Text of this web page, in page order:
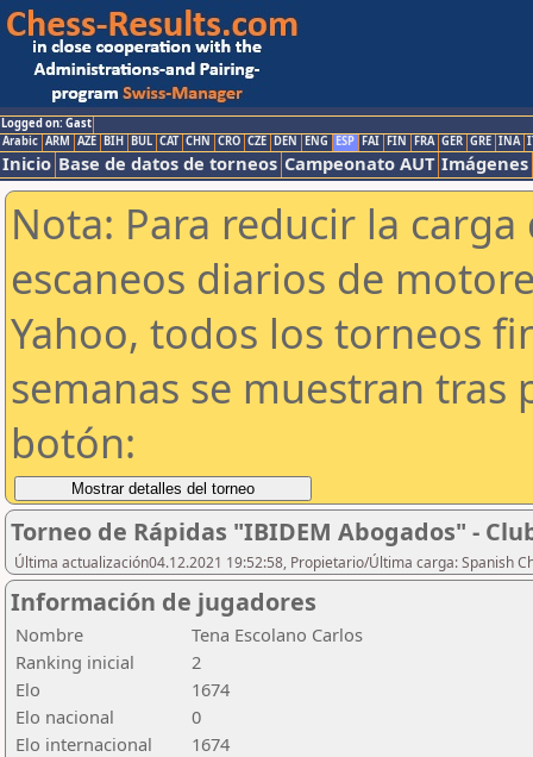
Logged on: Gast
Arabic ARM AZE BIH BUL CAT CHN CRO CZE DEN ENG ESP FAI FIN FRA GER GRE INA
Inicio Base de datos de torneos Campeonato AUT Imágenes
Nota: Para reducir la
escaneos diarios de
Yahoo, todos los torneos
semanas se muestran tras
botón:
Torneo de Rápidas "IBIDEM Abogados" -
Última actualización04.12.2021 19:52:58, Propietario/Última carga: Spanish
Información de jugadores
Nombre
Tena Escolano Carlos
Ranking inicial
2
Elo
1674
Elo nacional
0
Elo internacional
1674